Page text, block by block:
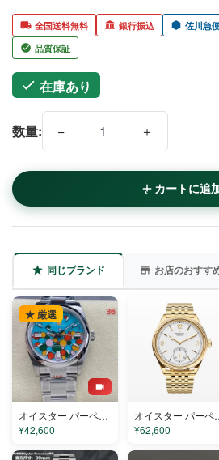
全国送料無料 銀行振込 佐川急
品質保証
在庫あり
数量: − ＋
カートに追
同じブランド お店のおすす
★ 厳選
オイスター パーペチュアル M126000-0009 コピー
¥42,600
オイスター
¥62,600